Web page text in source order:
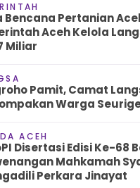
Bencana Pertanian
Aceh Kelola
Miliar
Pamit, Camat
Warga
ACEH
Disertasi Edisi Ke-68
Mahkamah
Perkara Jinayat